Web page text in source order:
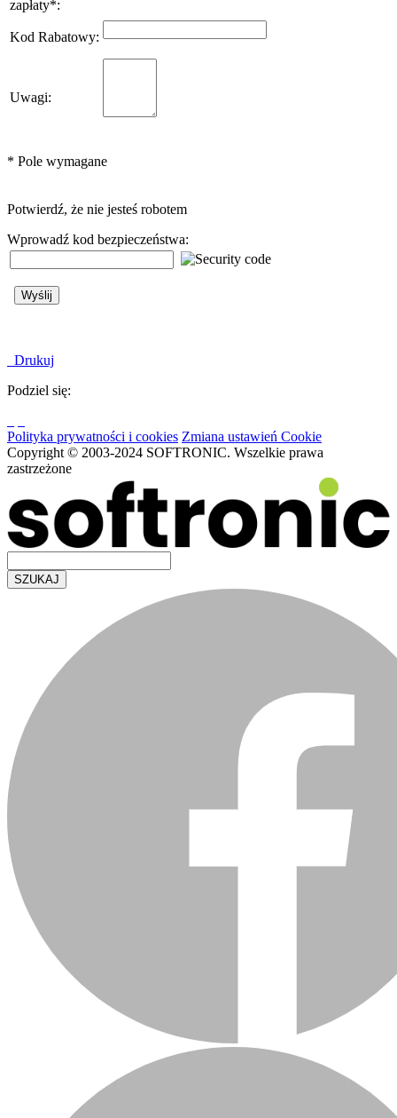
zapłaty*:
Kod Rabatowy:
Uwagi:
* Pole wymagane
Potwierdź, że nie jesteś robotem
Wprowadź kod bezpieczeństwa:
Drukuj
Podziel się:
Polityka prywatności i cookies Zmiana ustawień Cookie
Copyright © 2003-2024 SOFTRONIC. Wszelkie prawa
zastrzeżone